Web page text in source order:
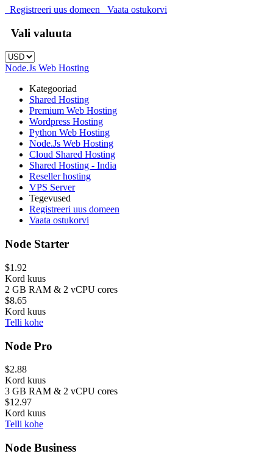
Registreeri uus domeen Vaata ostukorvi
Vali valuuta
Node.Js Web Hosting
Kategooriad
Shared Hosting
Premium Web Hosting
Wordpress Hosting
Python Web Hosting
Node.Js Web Hosting
Cloud Shared Hosting
Shared Hosting - India
Reseller hosting
VPS Server
Tegevused
Registreeri uus domeen
Vaata ostukorvi
Node Starter
$1.92
Kord kuus
2 GB RAM & 2 vCPU cores
$8.65
Kord kuus
Telli kohe
Node Pro
$2.88
Kord kuus
3 GB RAM & 2 vCPU cores
$12.97
Kord kuus
Telli kohe
Node Business